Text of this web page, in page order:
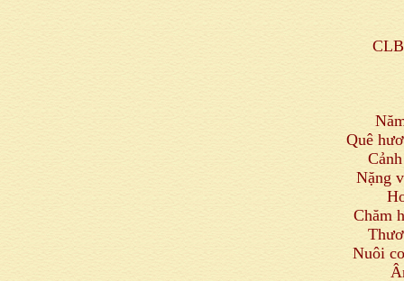
Quê
Nặng
Chăm
Nuôi